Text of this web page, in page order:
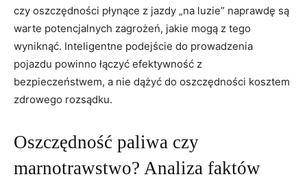
czy oszczędności płynące z jazdy „na luzie” naprawdę są
warte potencjalnych zagrożeń, jakie mogą z tego
wyniknąć. Inteligentne podejście do prowadzenia
pojazdu powinno łączyć efektywność z
bezpieczeństwem, a nie dążyć do oszczędności kosztem
zdrowego rozsądku.
Oszczędność paliwa czy
marnotrawstwo? Analiza faktów